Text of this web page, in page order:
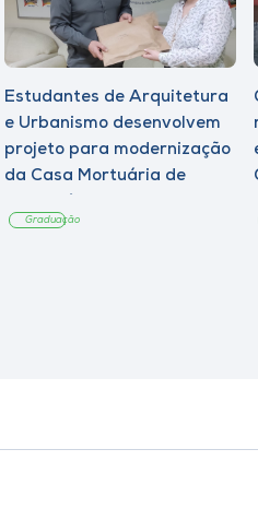
Estudantes de Arquitetura
e Urbanismo desenvolvem
projeto para modernização
da Casa Mortuária de
Graduação